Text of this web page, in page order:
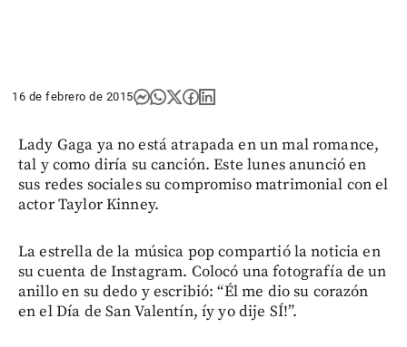
16 de febrero de 2015
Lady Gaga ya no está atrapada en un mal romance,
tal y como diría su canción. Este lunes anunció en
sus redes sociales su compromiso matrimonial con el
actor Taylor Kinney.
La estrella de la música pop compartió la noticia en
su cuenta de Instagram. Colocó una fotografía de un
anillo en su dedo y escribió: “Él me dio su corazón
en el Día de San Valentín, íy yo dije SÍ!”.